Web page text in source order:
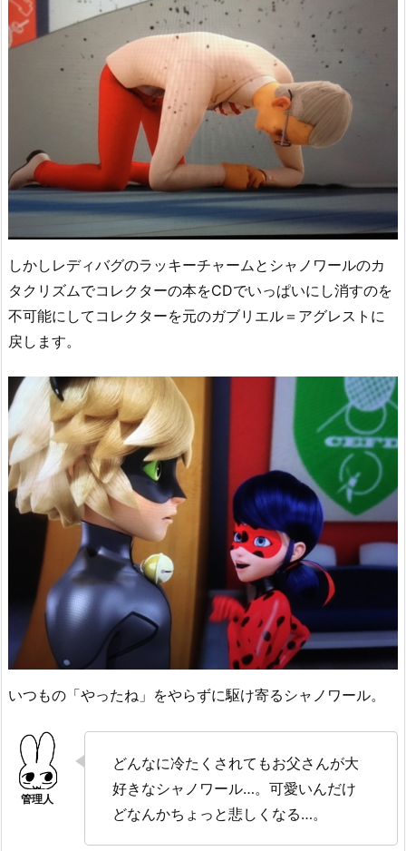
しかしレディバグのラッキーチャームとシャノワールのカ
タクリズムでコレクターの本をCDでいっぱいにし消すのを
不可能にしてコレクターを元のガブリエル＝アグレストに
戻します。
いつもの「やったね」をやらずに駆け寄るシャノワール。
どんなに冷たくされてもお父さんが大
好きなシャノワール…。可愛いんだけ
どなんかちょっと悲しくなる…。